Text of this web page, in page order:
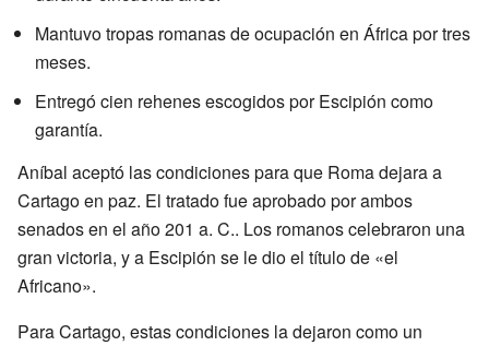
Mantuvo tropas romanas de ocupación en África por tres
meses.
Entregó cien rehenes escogidos por Escipión como
garantía.
Aníbal aceptó las condiciones para que Roma dejara a
Cartago en paz. El tratado fue aprobado por ambos
senados en el año201 a. C.. Los romanos celebraron una
gran victoria, y a Escipión se le dio el título de «el
Africano».
Para Cartago, estas condiciones la dejaron como un